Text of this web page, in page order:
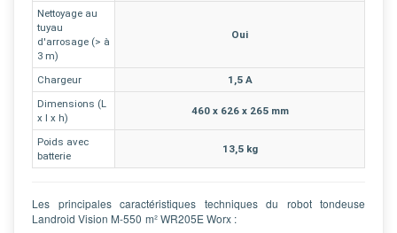
Nettoyage au
tuyau
d'arrosage (> à
3 m)
Oui
Chargeur
1,5 A
Dimensions (L
x l x h)
460 x 626 x 265 mm
Poids avec
batterie
13,5 kg
Les principales caractéristiques techniques du robot tondeuse
Landroid Vision M-550 m² WR205E Worx :